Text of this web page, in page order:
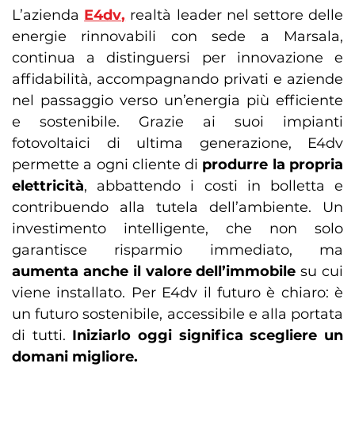
L’azienda E4dv, realtà leader nel settore delle
energie rinnovabili con sede a Marsala,
continua a distinguersi per innovazione e
affidabilità, accompagnando privati e aziende
nel passaggio verso un’energia più efficiente
e sostenibile. Grazie ai suoi impianti
fotovoltaici di ultima generazione, E4dv
permette a ogni cliente di produrre la propria
elettricità, abbattendo i costi in bolletta e
contribuendo alla tutela dell’ambiente. Un
investimento intelligente, che non solo
garantisce risparmio immediato, ma
aumenta anche il valore dell’immobile su cui
viene installato. Per E4dv il futuro è chiaro: è
un futuro sostenibile, accessibile e alla portata
di tutti. Iniziarlo oggi significa scegliere un
domani migliore.